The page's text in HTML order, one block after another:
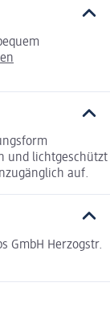
und lichtgeschützt
auf.
GmbH Herzogstr.